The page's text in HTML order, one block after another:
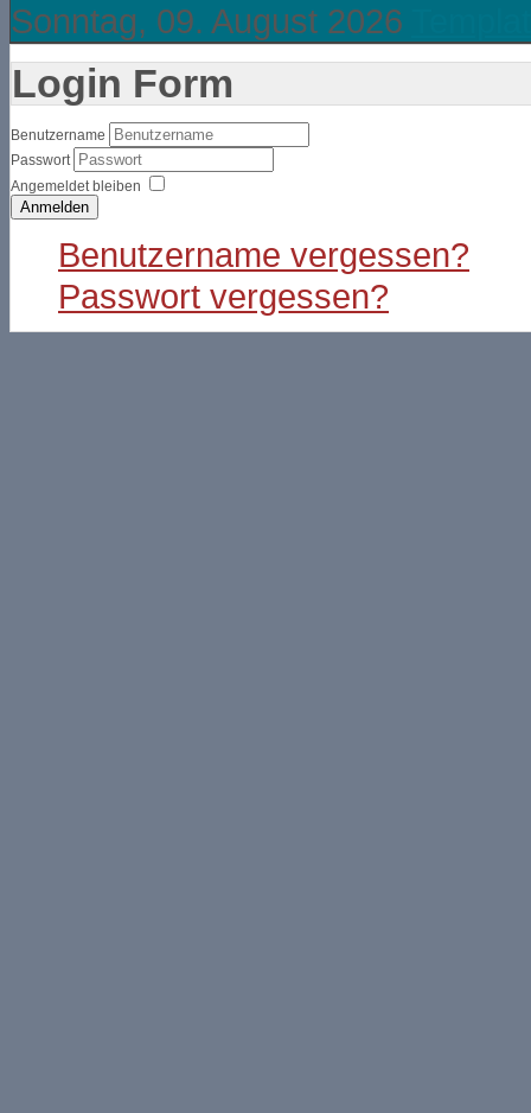
Sonntag, 09. August 2026
Login Form
Benutzername
Passwort
Angemeldet bleiben
Anmelden
Benutzername vergessen?
Passwort vergessen?